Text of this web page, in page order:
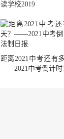
读学校2019
距离2021中考还有
——2021中考倒计时